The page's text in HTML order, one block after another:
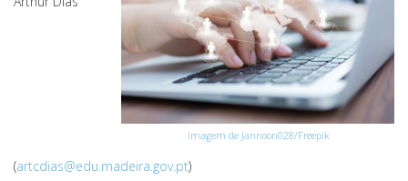
Imagem de Jannoon028/Freepik
(artcdias@edu.madeira.gov.pt)